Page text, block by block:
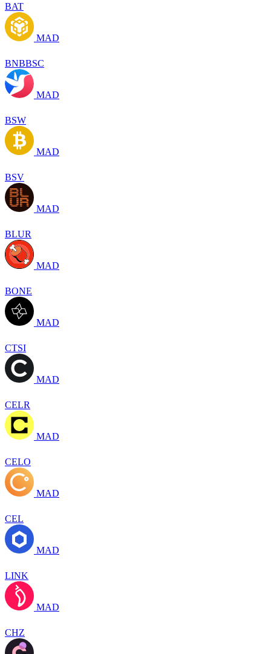
BAT
MAD
BNBBSC
MAD
BSW
MAD
BSV
MAD
BLUR
MAD
BONE
MAD
CTSI
MAD
CELR
MAD
CELO
MAD
CEL
MAD
LINK
MAD
CHZ